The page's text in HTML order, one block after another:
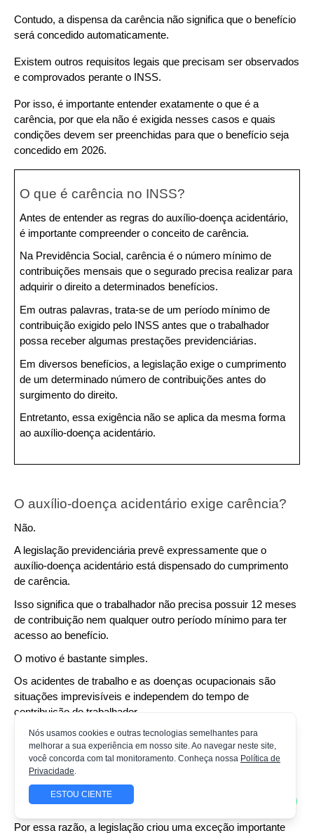
Contudo, a dispensa da carência não significa que o benefício
será concedido automaticamente.
Existem outros requisitos legais que precisam ser observados
e comprovados perante o INSS.
Por isso, é importante entender exatamente o que é a
carência, por que ela não é exigida nesses casos e quais
condições devem ser preenchidas para que o benefício seja
concedido em 2026.
O que é carência no INSS?
Antes de entender as regras do auxílio-doença acidentário,
é importante compreender o conceito de carência.
Na Previdência Social, carência é o número mínimo de
contribuições mensais que o segurado precisa realizar para
adquirir o direito a determinados benefícios.
Em outras palavras, trata-se de um período mínimo de
contribuição exigido pelo INSS antes que o trabalhador
possa receber algumas prestações previdenciárias.
Em diversos benefícios, a legislação exige o cumprimento
de um determinado número de contribuições antes do
surgimento do direito.
Entretanto, essa exigência não se aplica da mesma forma
ao auxílio-doença acidentário.
O auxílio-doença acidentário exige carência?
Não.
A legislação previdenciária prevê expressamente que o
auxílio-doença acidentário está dispensado do cumprimento
de carência.
Isso significa que o trabalhador não precisa possuir 12 meses
de contribuição nem qualquer outro período mínimo para ter
acesso ao benefício.
O motivo é bastante simples.
Os acidentes de trabalho e as doenças ocupacionais são
situações imprevisíveis e independem do tempo de
contribuição do trabalhador.
Imagine, por exemplo, um empregado que foi contratado há
apenas duas semanas e sofre um grave acidente durante o
exercício de suas atividades profissionais.
Seria injusto exigir que esse trabalhador aguardasse meses
ou anos para adquirir proteção previdenciária.
Por essa razão, a legislação criou uma exceção importante
Nós usamos cookies e outras tecnologias semelhantes para
melhorar a sua experiência em nosso site. Ao navegar neste site,
você concorda com tal monitoramento. Conheça nossa Política de
Privacidade.
ESTOU CIENTE